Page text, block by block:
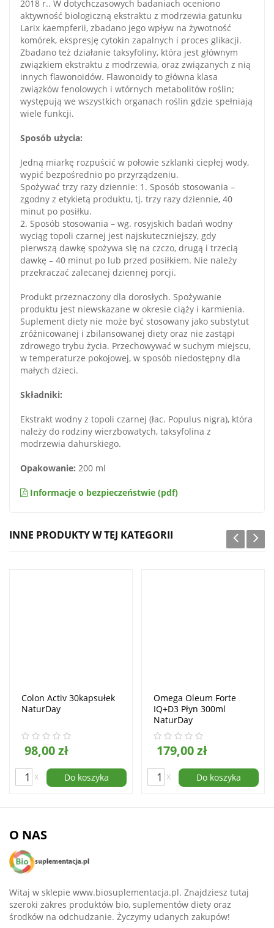
2018 r.. W dotychczasowych badaniach oceniono
aktywność biologiczną ekstraktu z modrzewia gatunku
Larix kaempferii, zbadano jego wpływ na żywotność
komórek, ekspresję cytokin zapalnych i proces glikacji.
Zbadano też działanie taksyfoliny, która jest głównym
związkiem ekstraktu z modrzewia, oraz związanych z nią
innych flawonoidów. Flawonoidy to główna klasa
związków fenolowych i wtórnych metabolitów roślin;
występują we wszystkich organach roślin gdzie spełniają
wiele funkcji.
Sposób użycia:
Jedną miarkę rozpuścić w połowie szklanki ciepłej wody,
wypić bezpośrednio po przyrządzeniu.
Spożywać trzy razy dziennie: 1. Sposób stosowania –
zgodny z etykietą produktu, tj. trzy razy dziennie, 40
minut po posiłku.
2. Sposób stosowania – wg. rosyjskich badań wodny
wyciąg topoli czarnej jest najskuteczniejszy, gdy
pierwszą dawkę spożywa się na czczo, drugą i trzecią
dawkę – 40 minut po lub przed posiłkiem. Nie należy
przekraczać zalecanej dziennej porcji.
Produkt przeznaczony dla dorosłych. Spożywanie
produktu jest niewskazane w okresie ciąży i karmienia.
Suplement diety nie może być stosowany jako substytut
zróżnicowanej i zbilansowanej diety oraz nie zastąpi
zdrowego trybu życia. Przechowywać w suchym miejscu,
w temperaturze pokojowej, w sposób niedostępny dla
małych dzieci.
Składniki:
Ekstrakt wodny z topoli czarnej (łac. Populus nigra), która
należy do rodziny wierzbowatych, taksyfolina z
modrzewia dahurskiego.
Opakowanie: 200 ml
Informacje o bezpieczeństwie (pdf)
INNE PRODUKTY W TEJ KATEGORII
Colon Activ 30kapsułek
NaturDay
98,00 zł
x Do koszyka
Omega Oleum Forte
IQ+D3 Płyn 300ml
NaturDay
179,00 zł
x Do koszyka
O NAS
Witaj w sklepie www.biosuplementacja.pl. Znajdziesz tutaj
szeroki zakres produktów bio, suplementów diety oraz
środków na odchudzanie. Życzymy udanych zakupów!